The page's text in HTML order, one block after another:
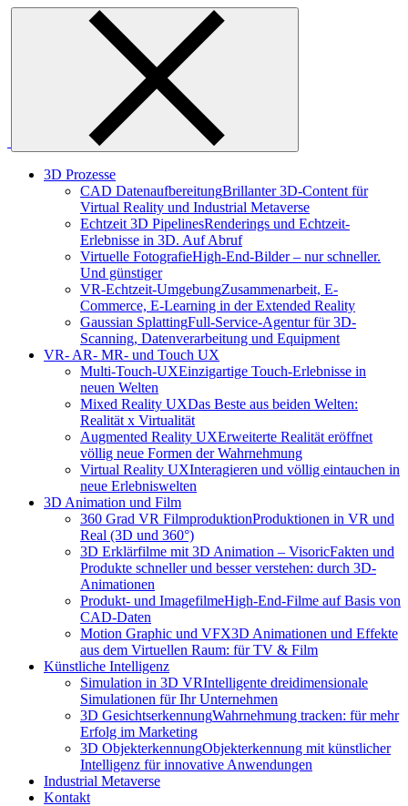
Skip
3D Prozesse
CAD DatenaufbereitungBrillanter 3D-Content für
Virtual Reality und Industrial Metaverse
Echtzeit 3D PipelinesRenderings und Echtzeit-
Erlebnisse in 3D. Auf Abruf
Virtuelle FotografieHigh-End-Bilder – nur schneller.
Und günstiger
VR-Echtzeit-UmgebungZusammenarbeit, E-
Commerce, E-Learning in der Extended Reality
Gaussian SplattingFull-Service-Agentur für 3D-
Scanning, Datenverarbeitung und Equipment
VR- AR- MR- und Touch UX
Multi-Touch-UXEinzigartige Touch-Erlebnisse in
neuen Welten
Mixed Reality UXDas Beste aus beiden Welten:
Realität x Virtualität
Augmented Reality UXErweiterte Realität eröffnet
völlig neue Formen der Wahrnehmung
Virtual Reality UXInteragieren und völlig eintauchen in
neue Erlebniswelten
3D Animation und Film
360 Grad VR FilmproduktionProduktionen in VR und
Real (3D und 360°)
3D Erklärfilme mit 3D Animation – VisoricFakten und
Produkte schneller und besser verstehen: durch 3D-
Animationen
Produkt- und ImagefilmeHigh-End-Filme auf Basis von
CAD-Daten
Motion Graphic und VFX3D Animationen und Effekte
aus dem Virtuellen Raum: für TV & Film
Künstliche Intelligenz
Simulation in 3D VRIntelligente dreidimensionale
Simulationen für Ihr Unternehmen
3D GesichtserkennungWahrnehmung tracken: für mehr
Erfolg im Marketing
3D ObjekterkennungObjekterkennung mit künstlicher
Intelligenz für innovative Anwendungen
Industrial Metaverse
Kontakt